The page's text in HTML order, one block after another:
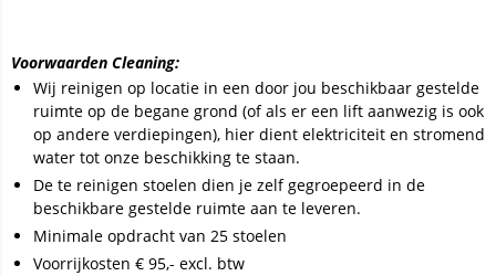
Voorwaarden Cleaning:
Wij reinigen op locatie in een door jou beschikbaar gestelde
ruimte op de begane grond (of als er een lift aanwezig is ook
op andere verdiepingen), hier dient elektriciteit en stromend
water tot onze beschikking te staan.
De te reinigen stoelen dien je zelf gegroepeerd in de
beschikbare gestelde ruimte aan te leveren.
Minimale opdracht van 25 stoelen
Voorrijkosten € 95,- excl. btw